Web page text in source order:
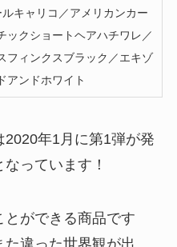
キャリコ／アメリカンカー
ックショートヘアハチワレ／
フィンクスブラック／エキゾ
アンドホワイト
2020年1月に第1弾が発
っています！
ができる商品です